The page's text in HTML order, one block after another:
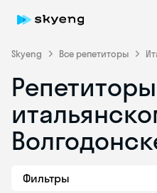
Skyeng Все репетиторы
ФильтрыSkyeng Chat